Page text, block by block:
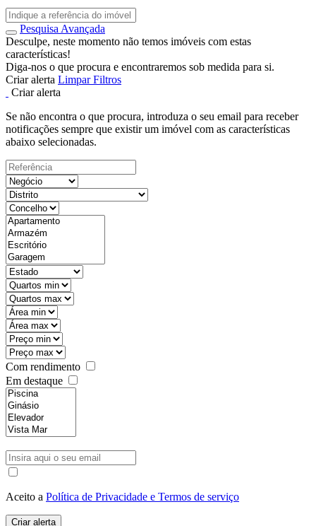
Pesquisa Avançada
Desculpe, neste momento não temos imóveis com estas
características!
Diga-nos o que procura e encontraremos sob medida para si.
Criar alerta Limpar Filtros
Criar alerta
Se não encontra o que procura, introduza o seu email para receber
notificações sempre que existir um imóvel com as características
abaixo selecionadas.
Com rendimento
Em destaque
Aceito a Política de Privacidade e Termos de serviço